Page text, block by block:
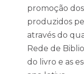
promoção
produzidos
através do
Rede de
do livro e as